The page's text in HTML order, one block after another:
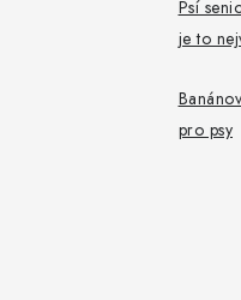
Psí
je to
pro psy